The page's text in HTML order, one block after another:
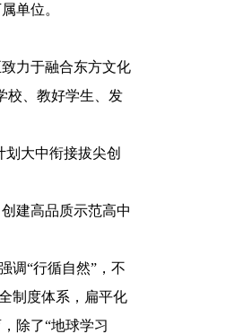
单位。
力于融合东方文化
校、教好学生、发
大中衔接拔尖创
建高品质示范高中
调“行循自然”，不
制度体系，扁平化
除了“地球学习